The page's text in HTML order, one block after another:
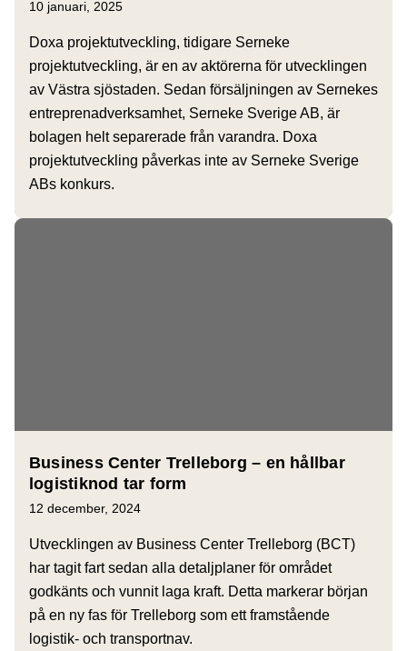
10 januari, 2025
Doxa projektutveckling, tidigare Serneke
projektutveckling, är en av aktörerna för utvecklingen
av Västra sjöstaden. Sedan försäljningen av Sernekes
entreprenadverksamhet, Serneke Sverige AB, är
bolagen helt separerade från varandra. Doxa
projektutveckling påverkas inte av Serneke Sverige
ABs konkurs.
Business Center Trelleborg – en hållbar
logistiknod tar form
12 december, 2024
Utvecklingen av Business Center Trelleborg (BCT)
har tagit fart sedan alla detaljplaner för området
godkänts och vunnit laga kraft. Detta markerar början
på en ny fas för Trelleborg som ett framstående
logistik- och transportnav.